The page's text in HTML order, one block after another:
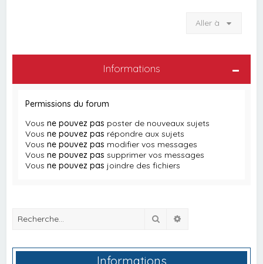
Aller à
Informations
Permissions du forum
Vousne pouvez pas poster de nouveaux sujets
Vousne pouvez pas répondre aux sujets
Vousne pouvez pas modifier vos messages
Vousne pouvez pas supprimer vos messages
Vousne pouvez pas joindre des fichiers
Rechercher
Informations